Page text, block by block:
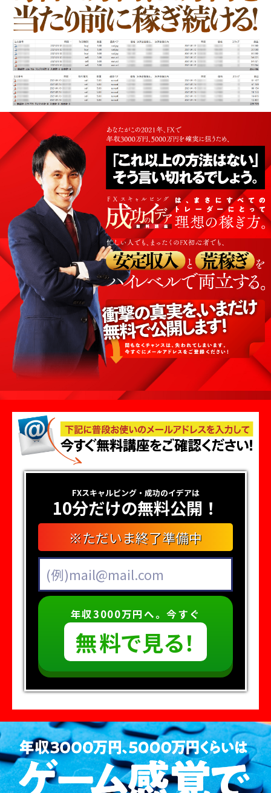
FXスキャルピング・成功のイデアは
10分だけの無料公開！
※ただいま終了準備中
年収3000万円へ。今すぐ
無料で見る！